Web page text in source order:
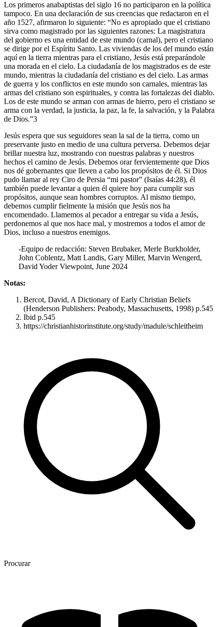
Los primeros anabaptistas del siglo 16 no participaron en la política
tampoco. En una declaración de sus creencias que redactaron en el
año 1527, afirmaron lo siguiente: “No es apropiado que el cristiano
sirva como magistrado por las siguientes razones: La magistratura
del gobierno es una entidad de este mundo (carnal), pero el cristiano
se dirige por el Espíritu Santo. Las viviendas de los del mundo están
aquí en la tierra mientras para el cristiano, Jesús está preparándole
una morada en el cielo. La ciudadanía de los magistrados es de este
mundo, mientras la ciudadanía del cristiano es del cielo. Las armas
de guerra y los conflictos en este mundo son carnales, mientras las
armas del cristiano son espirituales, y contra las fortalezas del diablo.
Los de este mundo se arman con armas de hierro, pero el cristiano se
arma con la verdad, la justicia, la paz, la fe, la salvación, y la Palabra
de Dios.”3
Jesús espera que sus seguidores sean la sal de la tierra, como un
preservante justo en medio de una cultura perversa. Debemos dejar
brillar nuestra luz, mostrando con nuestras palabras y nuestros
hechos el camino de Jesús. Debemos orar fervientemente que Dios
nos dé gobernantes que lleven a cabo los propósitos de él. Si Dios
pudo llamar al rey Ciro de Persia “mi pastor” (Isaías 44:28), él
también puede levantar a quien él quiere hoy para cumplir sus
propósitos, aunque sean hombres corruptos. Al mismo tiempo,
debemos cumplir fielmente la misión que Jesús nos ha
encomendado. Llamemos al pecador a entregar su vida a Jesús,
perdonemos al que nos hace mal, y mostremos a todos el amor de
Dios, incluso a nuestros enemigos.
-Equipo de redacción: Steven Brubaker, Merle Burkholder,
John Coblentz, Matt Landis, Gary Miller, Marvin Wengerd,
David Yoder Viewpoint, June 2024
Notas:
Bercot, David, A Dictionary of Early Christian Beliefs
(Henderson Publishers: Peabody, Massachusetts, 1998) p.545
Ibid p.545
https://christianhistorinstitute.org/study/madule/schleitheim
Procurar